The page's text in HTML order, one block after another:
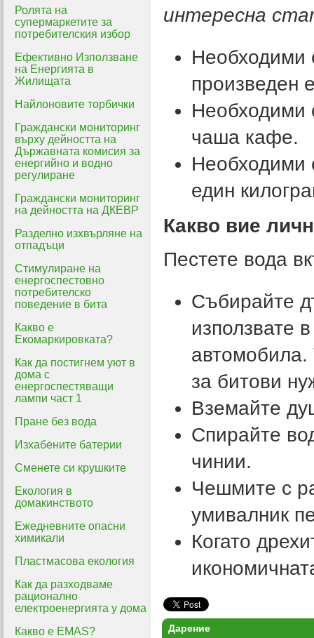
Ролята на
супермаркетите за
потребителския избор
Ефективно Използване
на Енергията в
Жилищата
Найлоновите торбички
Граждански мониторинг
върху дейността на
Държавната комисия за
енергийно и водно
регулиране
Граждански мониторинг
на дейността на ДКЕВР
Разделно изхвърляне на
отпадъци
Стимулиране на
енергоспестовно
потребителско
поведение в бита
Какво е
Екомаркировката?
Как да постигнем уют в
дома с
енергоспестяващи
лампи част 1
Пране без вода
Изхабените батерии
Сменете си крушките
Екология в
домакинството
Ежедневните опасни
химикали
Пластмасова екология
Как да разходваме
рационално
електроенергията у дома
Какво е EMAS?
интересна
Необходими
произведен
Необходими
чаша кафе.
Необходими
един
Какво вие
Пестете вода
Събирайте
използвате
автомобила.
за битови
Вземайте
Спирайте
чинии.
Чешмите с
умивалник
Когато
Дарение